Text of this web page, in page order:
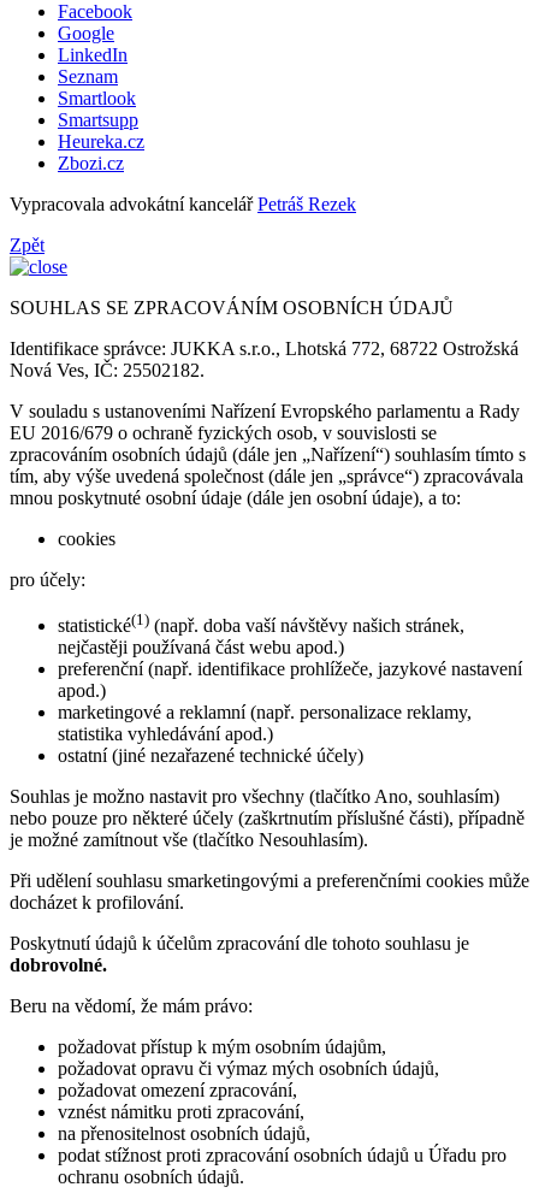
Facebook
Google
LinkedIn
Seznam
Smartlook
Smartsupp
Heureka.cz
Zbozi.cz
Vypracovala advokátní kancelářPetráš Rezek
Zpět
SOUHLAS SE ZPRACOVÁNÍM OSOBNÍCH ÚDAJŮ
Identifikace správce: JUKKA s.r.o., Lhotská 772, 68722 Ostrožská
Nová Ves, IČ: 25502182.
V souladu s ustanoveními Nařízení Evropského parlamentu a Rady
EU 2016/679 o ochraně fyzických osob, v souvislosti se
zpracováním osobních údajů (dále jen „Nařízení“) souhlasím tímto s
tím, aby výše uvedená společnost (dále jen „správce“) zpracovávala
mnou poskytnuté osobní údaje (dále jen osobní údaje), a to:
cookies
pro účely:
statistické(1) (např. doba vaší návštěvy našich stránek,
nejčastěji používaná část webu apod.)
preferenční (např. identifikace prohlížeče, jazykové nastavení
apod.)
marketingové a reklamní (např. personalizace reklamy,
statistika vyhledávání apod.)
ostatní (jiné nezařazené technické účely)
Souhlas je možno nastavit pro všechny (tlačítko Ano, souhlasím)
nebo pouze pro některé účely (zaškrtnutím příslušné části), případně
je možné zamítnout vše (tlačítko Nesouhlasím).
Při udělení souhlasu smarketingovými a preferenčními cookies může
docházet k profilování.
Poskytnutí údajů k účelům zpracování dle tohoto souhlasu je
dobrovolné.
Beru na vědomí, že mám právo:
požadovat přístup k mým osobním údajům,
požadovat opravu či výmaz mých osobních údajů,
požadovat omezení zpracování,
vznést námitku proti zpracování,
na přenositelnost osobních údajů,
podat stížnost proti zpracování osobních údajů u Úřadu pro
ochranu osobních údajů.